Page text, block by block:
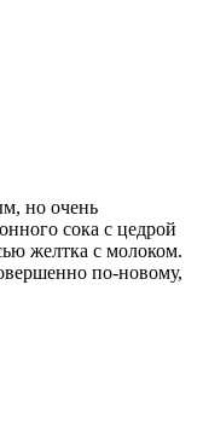
но очень
сока с цедрой
желтка с молоком.
по-новому,